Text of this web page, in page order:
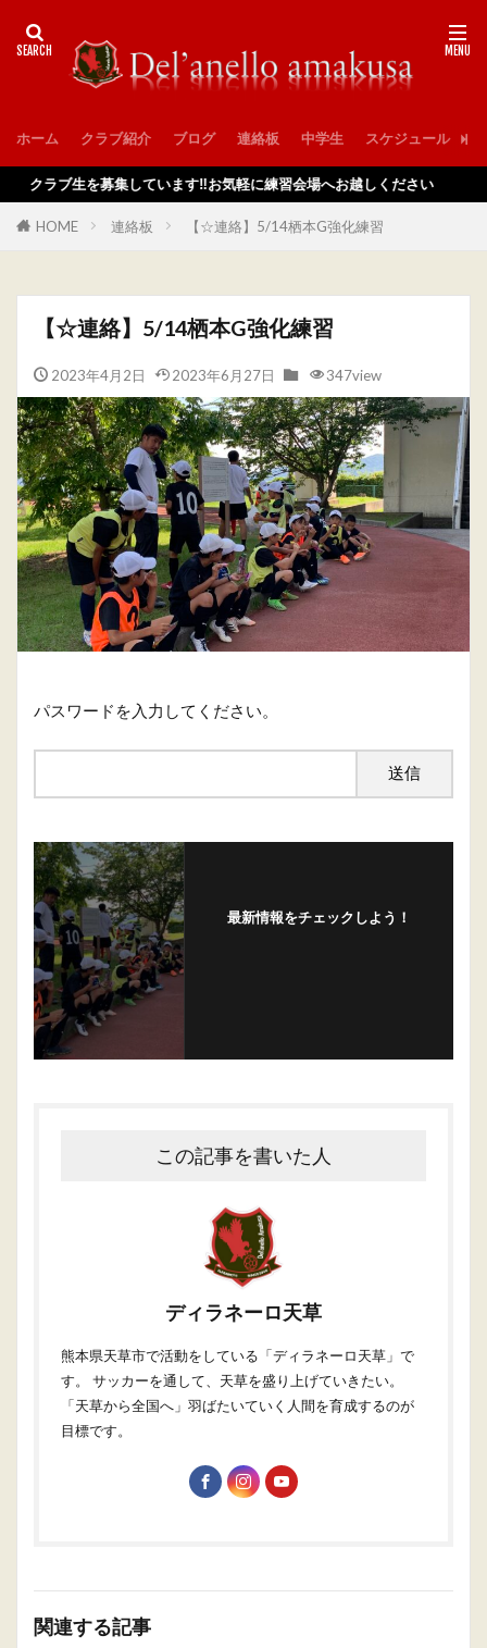
ホーム クラブ紹介 ブログ 連絡板 中学生 スケジュール
ブ生を募集しています‼️お気軽に練習会場へお越しください
HOME 連絡板 【☆連絡】5/14栖本G強化練習
【☆連絡】5/14栖本G強化練習
2023年4月2日 2023年6月27日 347view
パスワードを入力してください。
最新情報をチェックしよう！
この記事を書いた人
ディラネーロ天草
熊本県天草市で活動をしている「ディラネーロ天草」で
す。 サッカーを通して、天草を盛り上げていきたい。
「天草から全国へ」羽ばたいていく人間を育成するのが
目標です。
関連する記事